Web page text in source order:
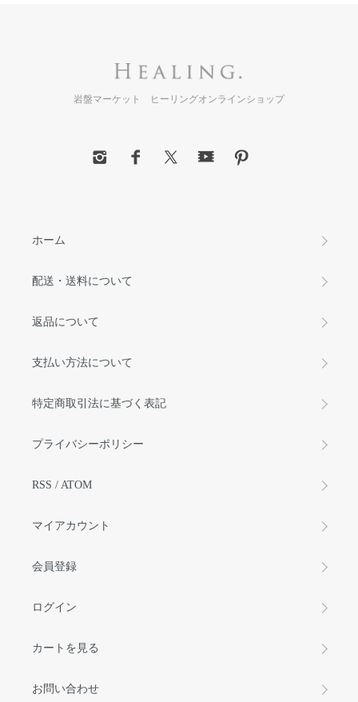
岩盤マーケット ヒーリングオンラインショップ
ホーム
配送・送料について
返品について
支払い方法について
特定商取引法に基づく表記
プライバシーポリシー
RSS / ATOM
マイアカウント
会員登録
ログイン
カートを見る
お問い合わせ